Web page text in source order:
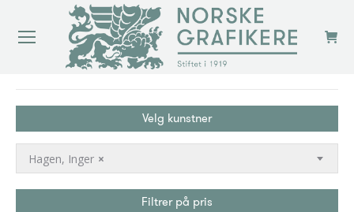
Velg kunstner
×
Hagen, Inger
Filtrer på pris